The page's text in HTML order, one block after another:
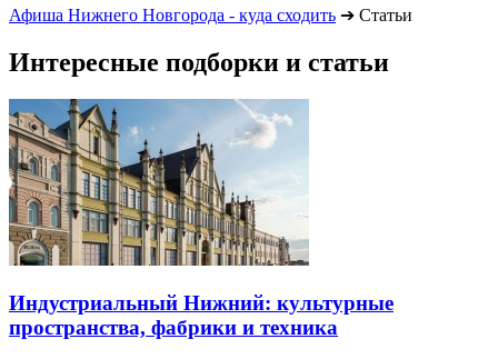
Афиша Нижнего Новгорода - куда сходить ➔ Статьи
Интересные подборки и статьи
Индустриальный Нижний: культурные
пространства, фабрики и техника